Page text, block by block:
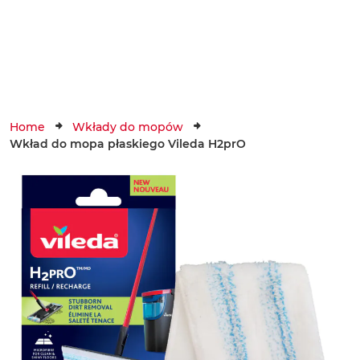
Home
Wkłady do mopów
Wkład do mopa płaskiego Vileda H2prO
Wszystkie produkty
Dystrybutorzy
Dla partnerów
Infolinia
Kontakt Mopy